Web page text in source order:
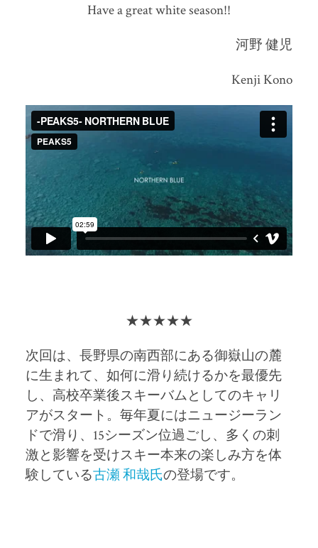
Have a great white season!!
河野 健児
Kenji Kono
★★★★★
次回は、 長野県の南西部にある御嶽山の麓
に生まれて、如何に滑り続けるかを最優先
し、高校卒業後スキーバムとしてのキャリ
アがスタート。毎年夏にはニュージーラン
ドで滑り、15シーズン位過ごし、多くの刺
激と影響を受けスキー本来の楽しみ方を体
験している古瀬 和哉氏の登場です。